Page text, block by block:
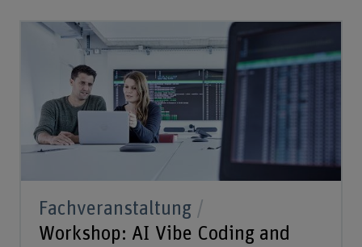
Fachveranstaltung
Workshop: AI Vibe Coding and